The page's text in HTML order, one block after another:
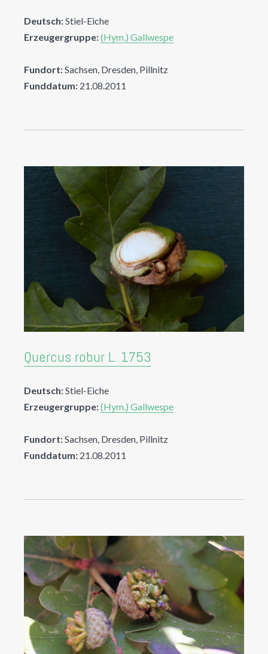
Deutsch:Stiel-Eiche
Erzeugergruppe:(Hym.) Gallwespe
Fundort:Sachsen, Dresden, Pillnitz
Funddatum: 21.08.2011
Quercus robur L. 1753
Deutsch:Stiel-Eiche
Erzeugergruppe:(Hym.) Gallwespe
Fundort:Sachsen, Dresden, Pillnitz
Funddatum: 21.08.2011